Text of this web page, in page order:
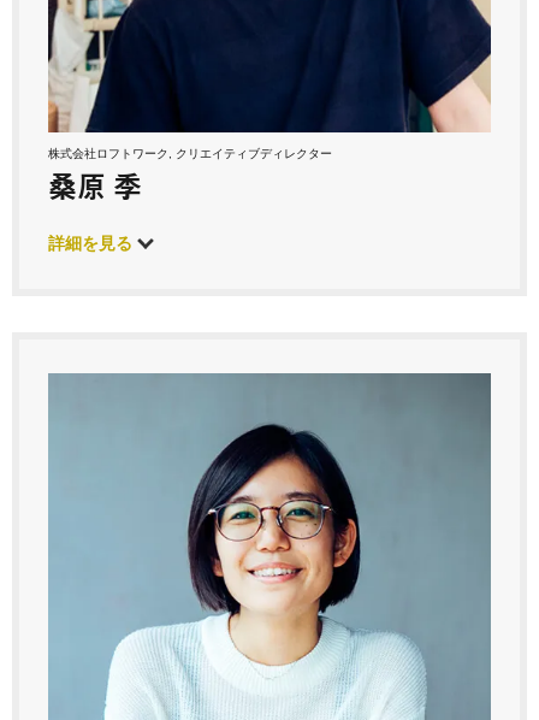
株式会社ロフトワーク, クリエイティブディレクター
桑原 季
詳細を見る